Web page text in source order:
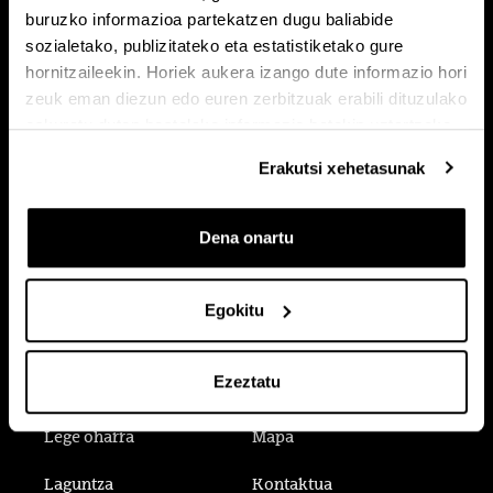
buruzko informazioa partekatzen dugu baliabide
sozialetako, publizitateko eta estatistiketako gure
hornitzaileekin. Horiek aukera izango dute informazio hori
zeuk eman diezun edo euren zerbitzuak erabili dituzulako
eskuratu duten bestelako informazio batekin uztartzeko.
Erakutsi xehetasunak
Dena onartu
Egokitu
EzeztatuIrisgarritasuna
Lege oharra Mapa
Laguntza Kontaktua